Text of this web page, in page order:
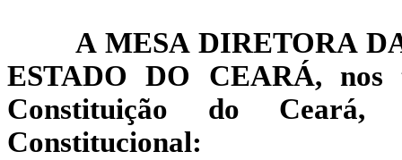
A MESA DIRETORA
ESTADO DO CEARÁ,
Constituição do Ceará,
Constitucional: